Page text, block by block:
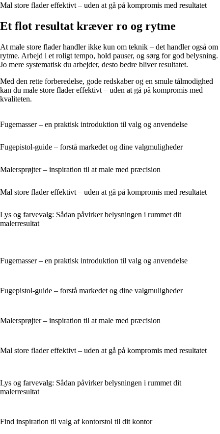
Mal store flader effektivt – uden at gå på kompromis med resultatet
Et flot resultat kræver ro og rytme
At male store flader handler ikke kun om teknik – det handler også om
rytme. Arbejd i et roligt tempo, hold pauser, og sørg for god belysning.
Jo mere systematisk du arbejder, desto bedre bliver resultatet.
Med den rette forberedelse, gode redskaber og en smule tålmodighed
kan du male store flader effektivt – uden at gå på kompromis med
kvaliteten.
Fugemasser – en praktisk introduktion til valg og anvendelse
Fugepistol-guide – forstå markedet og dine valgmuligheder
Malersprøjter – inspiration til at male med præcision
Mal store flader effektivt – uden at gå på kompromis med resultatet
Lys og farvevalg: Sådan påvirker belysningen i rummet dit
malerresultat
Fugemasser – en praktisk introduktion til valg og anvendelse
Fugepistol-guide – forstå markedet og dine valgmuligheder
Malersprøjter – inspiration til at male med præcision
Mal store flader effektivt – uden at gå på kompromis med resultatet
Lys og farvevalg: Sådan påvirker belysningen i rummet dit
malerresultat
Find inspiration til valg af kontorstol til dit kontor